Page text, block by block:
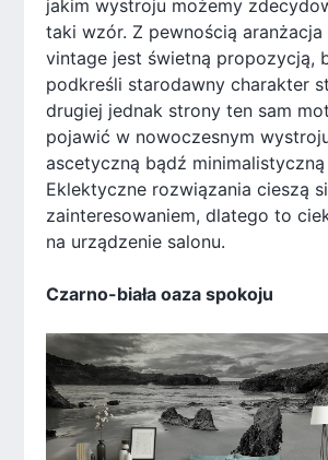
jakim wystroju możemy
taki wzór. Z pewnością aranżacja
vintage jest świetną propozycją,
podkreśli starodawny charakter
drugiej jednak strony ten sam
pojawić w nowoczesnym
ascetyczną bądź
Eklektyczne rozwiązania cieszą
zainteresowaniem, dlatego to
na urządzenie salonu.
Czarno-biała oaza spokoju